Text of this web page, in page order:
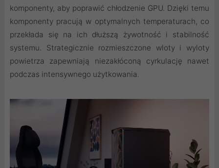
komponenty, aby poprawić chłodzenie GPU. Dzięki temu
komponenty pracują w optymalnych temperaturach, co
przekłada się na ich dłuższą żywotność i stabilność
systemu. Strategicznie rozmieszczone wloty i wyloty
powietrza zapewniają niezakłóconą cyrkulację nawet
podczas intensywnego użytkowania.